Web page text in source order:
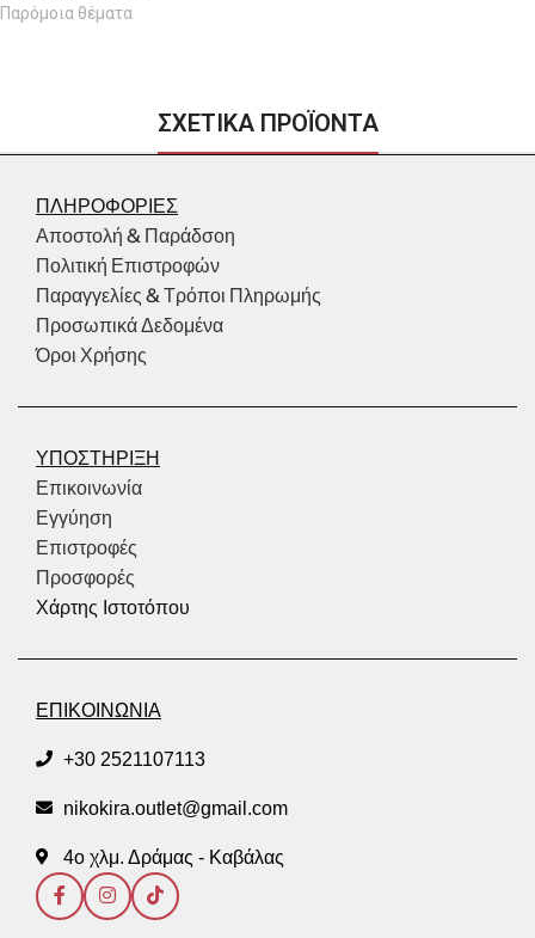
Παρόμοια θέματα
ΣΧΕΤΙΚΑ ΠΡΟΪΟΝΤΑ
ΠΛΗΡΟΦΟΡΙΕΣ
Αποστολή & Παράδσοη
Πολιτική Επιστροφών
Παραγγελίες & Τρόποι Πληρωμής
Προσωπικά Δεδομένα
Όροι Χρήσης
ΥΠΟΣΤΗΡΙΞΗ
Επικοινωνία
Εγγύηση
Επιστροφές
Προσφορές
Χάρτης Ιστοτόπου
ΕΠΙΚΟΙΝΩΝΙΑ
+30 2521107113
nikokira.outlet@gmail.com
4ο χλμ. Δράμας - Καβάλας